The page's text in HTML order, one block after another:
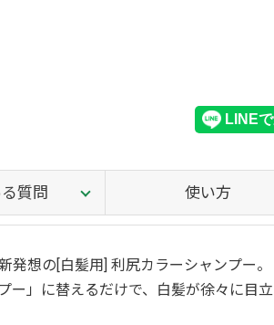
質問 使い方
想の[白髪用] 利尻カラーシャンプー。
ー」に替えるだけで、白髪が徐々に目立